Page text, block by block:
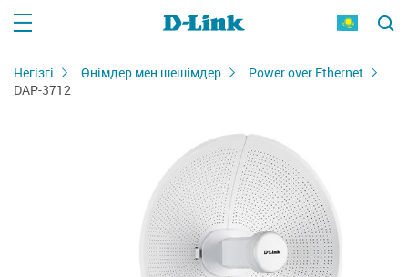
Негізгі Өнімдер мен шешімдер
Power over Ethernet
DAP-3712